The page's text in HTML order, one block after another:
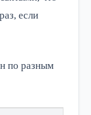
если
по разным